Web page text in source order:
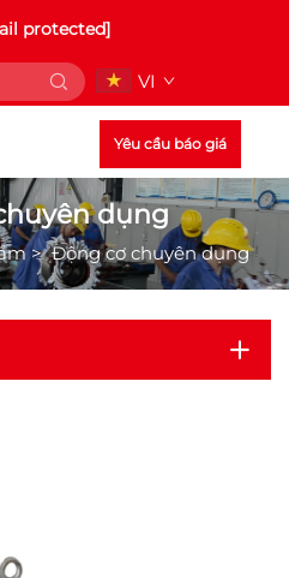
protected]
VI
Yêu cầu báo giá
dụng
>Động cơ chuyên dụng